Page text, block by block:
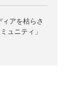
アを枯らさ
ュニティ」